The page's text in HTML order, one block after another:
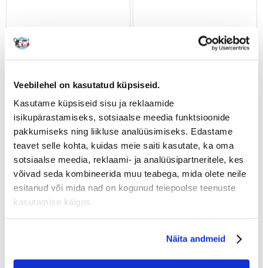
Veebilehel on kasutatud küpsiseid.
Kasutame küpsiseid sisu ja reklaamide
isikupärastamiseks, sotsiaalse meedia funktsioonide
pakkumiseks ning liikluse analüüsimiseks. Edastame
teavet selle kohta, kuidas meie saiti kasutate, ka oma
sotsiaalse meedia, reklaami- ja analüüsipartneritele, kes
võivad seda kombineerida muu teabega, mida olete neile
esitanud või mida nad on kogunud teiepoolse teenuste
kasutamise käigus.
Näita andmeid
täiskasvanutele 2 x 85g
€42.66
(14.22 € / kg)
LISA OSTUKORVI
kääbuskoertele
€57.48
(9.58 € / kg)
LISA OSTUKORVI